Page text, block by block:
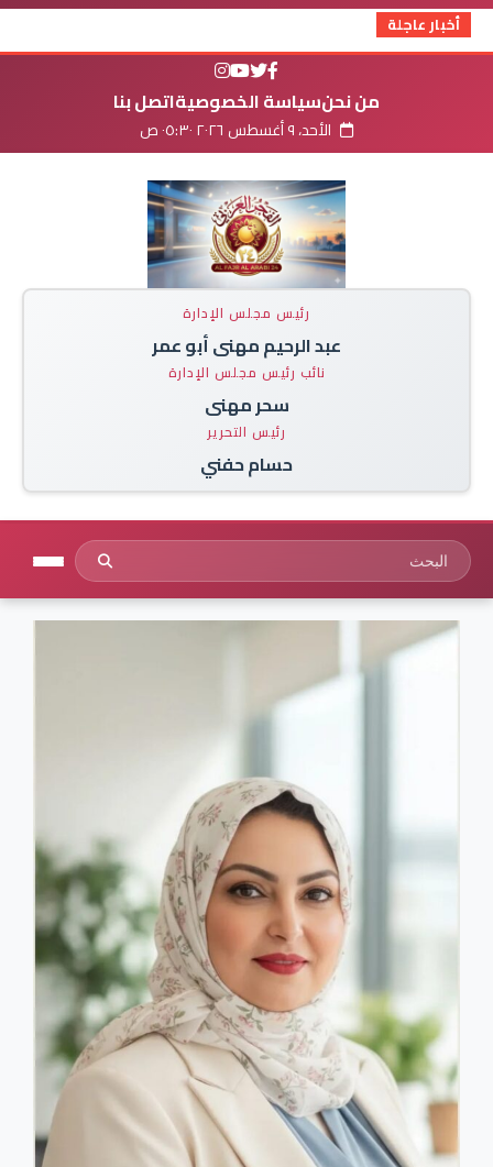
أخبار عاجلة
من نحنسياسة الخصوصيةاتصل بنا
الأحد، ٩ أغسطس ٢٠٢٦ ٠٥:٣٠ ص
رئيس مجلس الإدارة
عبد الرحيم مهنى أبو عمر
نائب رئيس مجلس الإدارة
سحر مهنى
رئيس التحرير
حسام حفني